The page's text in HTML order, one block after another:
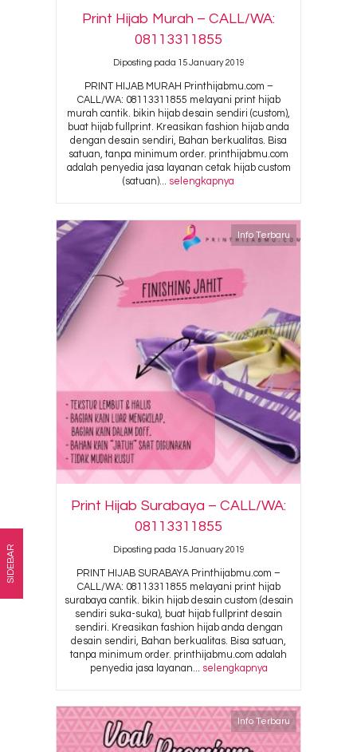
Print Hijab Murah – CALL/WA:
08113311855
Diposting pada 15 January 2019
PRINT HIJAB MURAH Printhijabmu.com –
CALL/WA: 08113311855 melayani print hijab
murah cantik. bikin hijab desain sendiri (custom),
buat hijab fullprint. Kreasikan fashion hijab anda
dengan desain sendiri, Bahan berkualitas. Bisa
satuan, tanpa minimum order. printhijabmu.com
adalah penyedia jasa layanan cetak hijab custom
(satuan)... selengkapnya
Info Terbaru
Print Hijab Surabaya – CALL/WA:
08113311855
Diposting pada 15 January 2019
PRINT HIJAB SURABAYA Printhijabmu.com –
CALL/WA: 08113311855 melayani print hijab
surabaya cantik. bikin hijab desain custom (desain
sendiri suka-suka), buat hijab fullprint desain
sendiri. Kreasikan fashion hijab anda dengan
desain sendiri, Bahan berkualitas. Bisa satuan,
tanpa minimum order. printhijabmu.com adalah
penyedia jasa layanan... selengkapnya
Info Terbaru
SIDEBAR